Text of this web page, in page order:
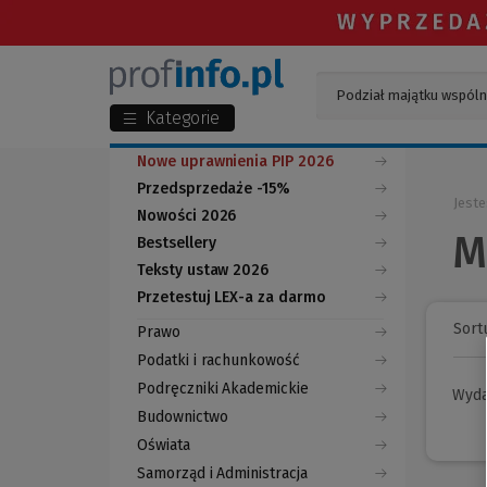
Kategorie
Nowe uprawnienia PIP 2026
Przedsprzedaże -15%
Nowości 2026
Bestsellery
Teksty ustaw 2026
Przetestuj LEX-a za darmo
(Nowe
okno)
(Link
do
innej
strony)
Prawo
Podatki i rachunkowość
Podręczniki Akademickie
Budownictwo
Oświata
Samorząd i Administracja